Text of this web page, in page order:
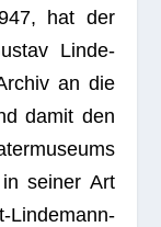
hat der
Lin­de­
an die
damit den
sei­ner Art